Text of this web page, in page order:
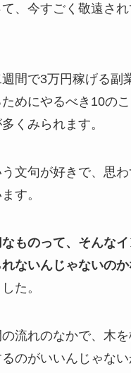
、今すごく敬遠され
間で3万円稼げる副
めにやるべき10の
くみられます。
文句が好きで、思
す。
ものって、そんなイ
ないんじゃないの
た。
流れのなかで、木を
のがいいんじゃない